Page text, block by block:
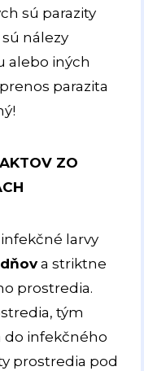
sú parazity
nálezy
alebo iných
parazita
ZO
larvy
a striktne
prostredia.
tým
do infekčného
prostredia pod